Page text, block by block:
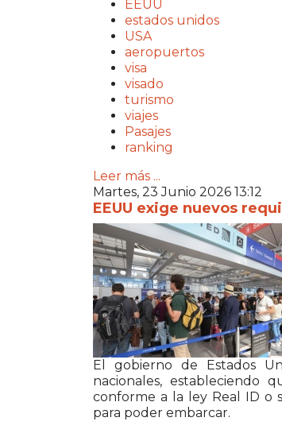
EEUU
estados unidos
USA
aeropuertos
visa
visado
turismo
viajes
Pasajes
ranking
Leer más ...
Martes, 23 Junio 2026 13:12
EEUU exige nuevos
El gobierno de Estados
nacionales, estableciendo
conforme a la ley Real ID o
para poder embarcar.